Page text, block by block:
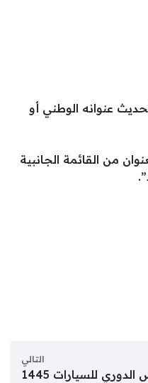
عنوانه الوطني أو
من القائمة الجانبية
التالي
للسيارات 1445